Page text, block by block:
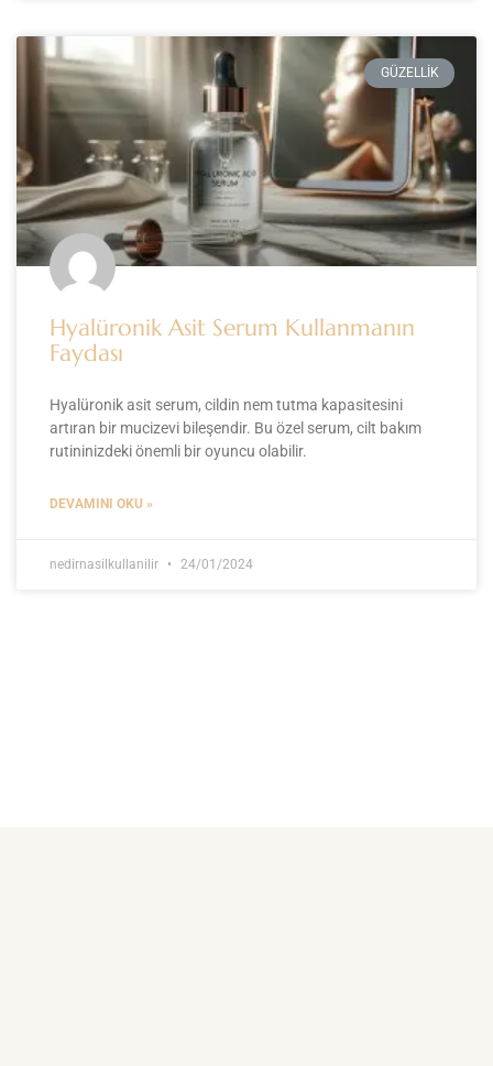
GÜZELLİK
Hyalüronik Asit Serum Kullanmanın
Faydası
Hyalüronik asit serum, cildin nem tutma kapasitesini
artıran bir mucizevi bileşendir. Bu özel serum, cilt bakım
rutininizdeki önemli bir oyuncu olabilir.
DEVAMINI OKU »
nedirnasilkullanilir 24/01/2024